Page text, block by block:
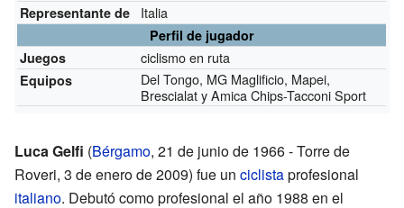
Representante de Italia
Perfil de jugador
Juegos
ciclismo en ruta
Equipos
Del Tongo, MG Maglificio, Mapei,
Brescialat y Amica Chips-Tacconi Sport
Luca Gelfi (Bérgamo, 21 de junio de 1966 - Torre de
Roveri, 3 de enero de 2009) fue un ciclistaprofesional
italiano. Debutó como profesional el año 1988 en el